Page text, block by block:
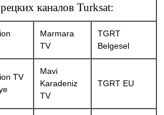
каналов Turksat:
Marmara
TV
TGRT
Belgesel
TV
Mavi
Karadeniz
TV
TGRT EU